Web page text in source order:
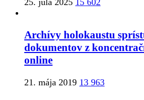
25. júla 2025 15 602
Archívy holokaustu
dokumentov z
online
21. mája 2019 13 963